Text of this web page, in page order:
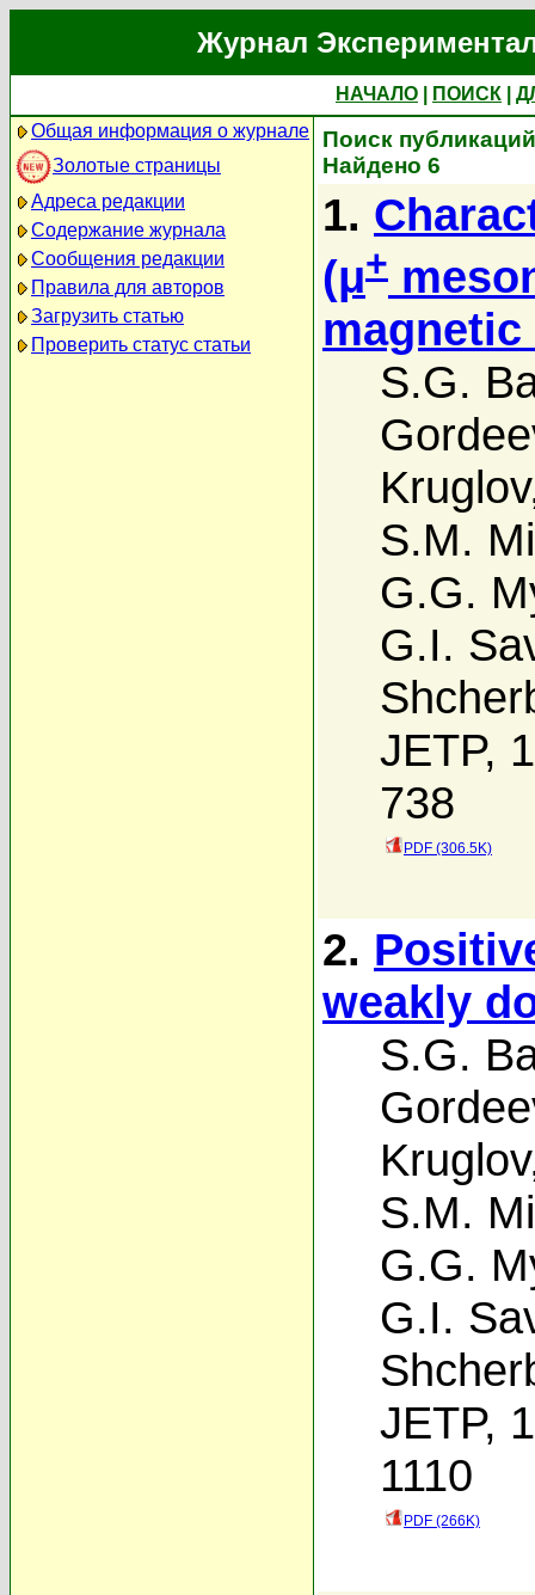
Журнал
НАЧАЛО ПОИСК
Общая информация о журнале
Золотые страницы
Адреса редакции
Содержание журнала
Сообщения редакции
Правила для авторов
Загрузить статью
Проверить статус статьи
Поиск
Найдено 6
1.
(μ+
S.G.
Kruglov
S.M.
G.G.
G.I.
JETP,
738
PDF (306.5K)
2.
weakly
S.G.
Kruglov
S.M.
G.G.
G.I.
JETP,
1110
PDF (266K)